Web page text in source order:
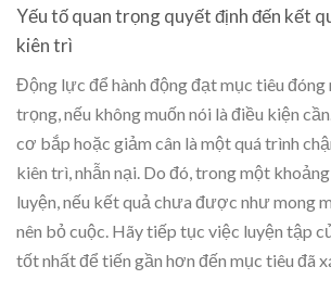
Yếu tố quan trọng quyết định đến kết
kiên trì
Động lực để hành động đạt mục tiêu đóng
trọng, nếu không muốn nói là điều kiện
cơ bắp hoặc giảm cân là một quá trình
kiên trì, nhẫn nại. Do đó, trong một
luyện, nếu kết quả chưa được như mong
nên bỏ cuộc. Hãy tiếp tục việc luyện tập
tốt nhất để tiến gần hơn đến mục tiêu đã